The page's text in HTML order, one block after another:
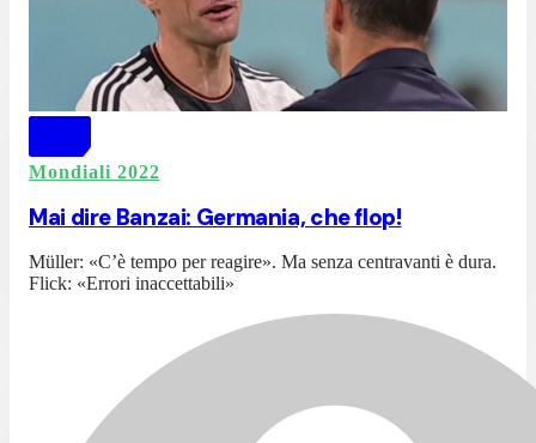
Mondiali 2022
Mai dire Banzai: Germania, che flop!
Müller: «C’è tempo per reagire». Ma senza centravanti è dura.
Flick: «Errori inaccettabili»